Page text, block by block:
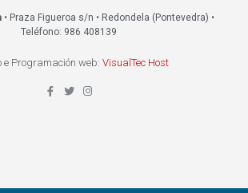
• Praza Figueroa s/n • Redondela (Pontevedra) •
Teléfono: 986 408139
e Programación web: VisualTec Host